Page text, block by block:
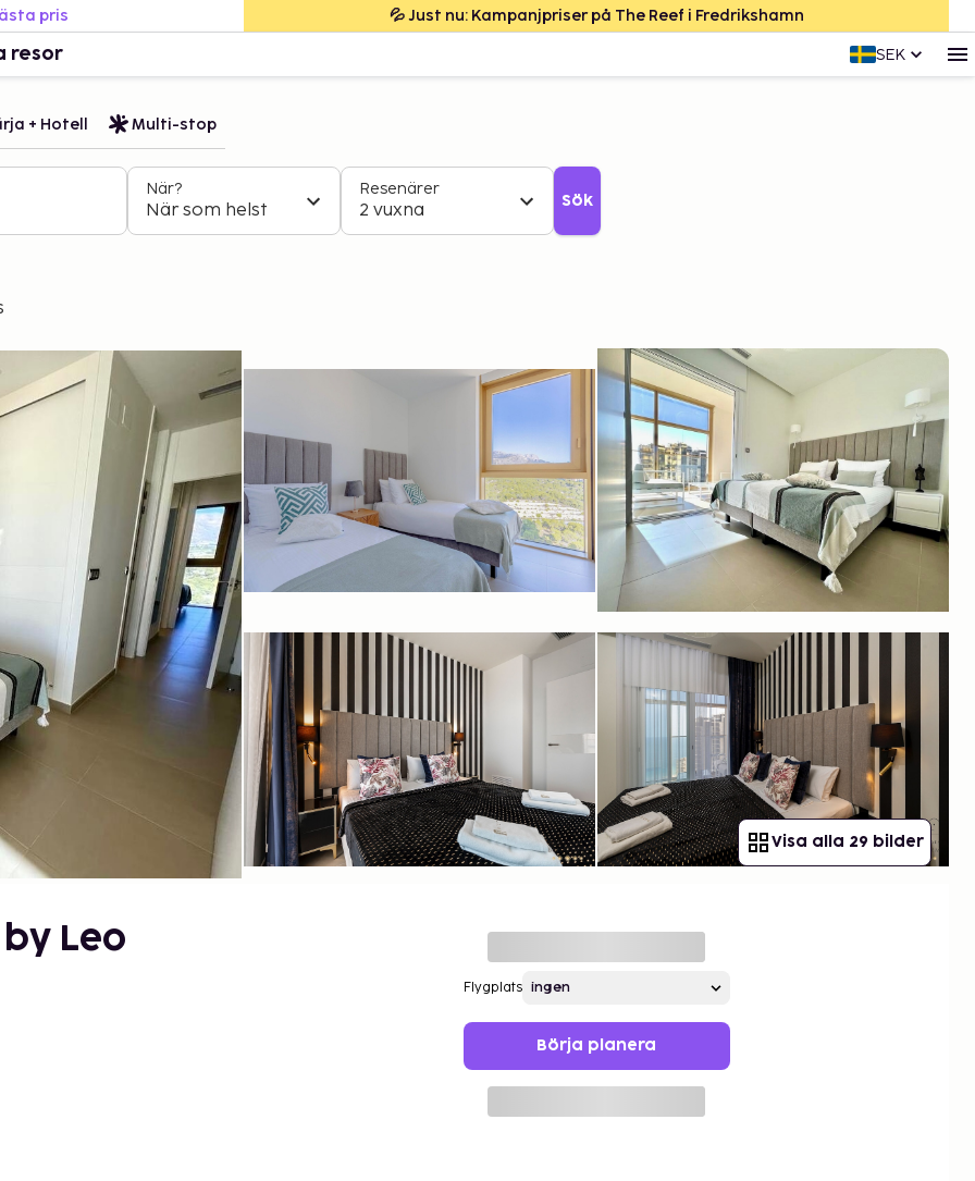
pris 💦 Just nu: Kampanjpriser på The Reef i Fredrikshamn
resor SEK
+ Hotell Multi-stop
När?
När som helst
Resenärer
2 vuxna Sök
Visa alla 29 bilder
Leo
Flygplats
Börja planera